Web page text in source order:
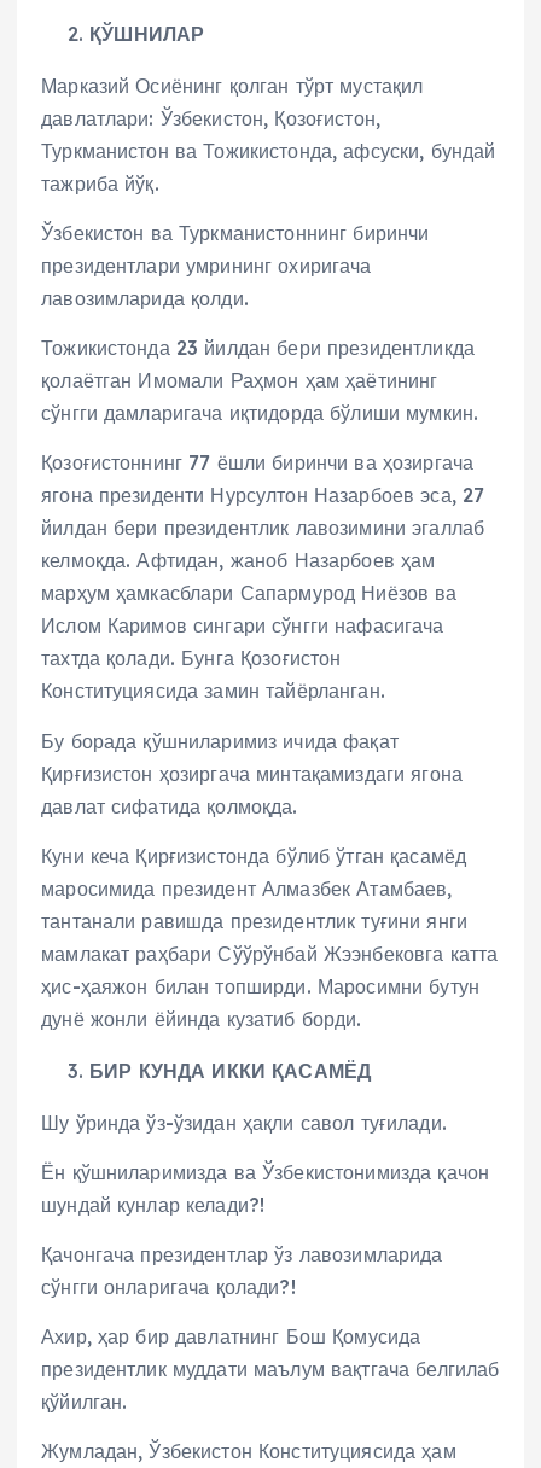
ҚЎШНИЛАР
Марказий Осиёнинг қолган тўрт мустақил
давлатлари: Ўзбекистон, Қозоғистон,
Туркманистон ва Тожикистонда, афсуски, бундай
тажриба йўқ.
Ўзбекистон ва Туркманистоннинг биринчи
президентлари умрининг охиригача
лавозимларида қолди.
Тожикистонда 23 йилдан бери президентликда
қолаётган Имомали Раҳмон ҳам ҳаётининг
сўнгги дамларигача иқтидорда бўлиши мумкин.
Қозоғистоннинг 77 ёшли биринчи ва ҳозиргача
ягона президенти Нурсултон Назарбоев эса, 27
йилдан бери президентлик лавозимини эгаллаб
келмоқда. Афтидан, жаноб Назарбоев ҳам
марҳум ҳамкасблари Сапармурод Ниёзов ва
Ислом Каримов сингари сўнгги нафасигача
тахтда қолади. Бунга Қозоғистон
Конституциясида замин тайёрланган.
Бу борада қўшниларимиз ичида фақат
Қирғизистон ҳозиргача минтақамиздаги ягона
давлат сифатида қолмоқда.
Куни кеча Қирғизистонда бўлиб ўтган қасамёд
маросимида президент Алмазбек Атамбаев,
тантанали равишда президентлик туғини янги
мамлакат раҳбари Сўўрўнбай Жээнбековга катта
ҳис-ҳаяжон билан топширди. Маросимни бутун
дунё жонли ёйинда кузатиб борди.
БИР КУНДА ИККИ ҚАСАМЁД
Шу ўринда ўз-ўзидан ҳақли савол туғилади.
Ён қўшниларимизда ва Ўзбекистонимизда қачон
шундай кунлар келади?!
Қачонгача президентлар ўз лавозимларида
сўнгги онларигача қолади?!
Ахир, ҳар бир давлатнинг Бош Қомусида
президентлик муддати маълум вақтгача белгилаб
қўйилган.
Жумладан, Ўзбекистон Конституциясида ҳам